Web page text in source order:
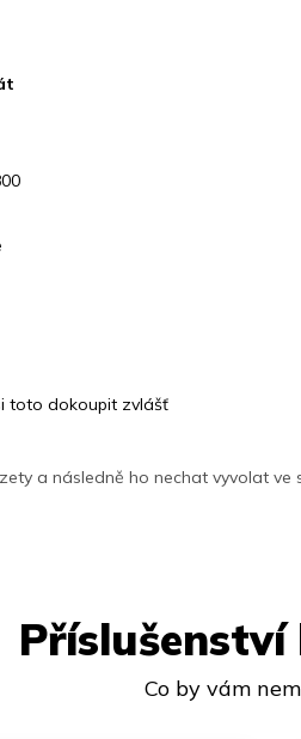
toto dokoupit zvlášť
a následně ho nechat vyvolat ve